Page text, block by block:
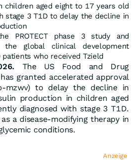
children aged eight to 17 years old
stage 3 T1D to delay the decline in
PROTECT phase 3 study and
global clinical development
who received Tzield
The US Food and Drug
granted accelerated approval
mzwv) to delay the decline in
production in children aged
diagnosed with stage 3 T1D.
a disease-modifying therapy in
conditions.
Anzeige